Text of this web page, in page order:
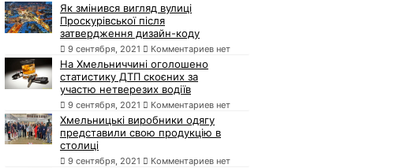
Як змінився вигляд вулиці
Проскурівської після
затвердження дизайн-коду
9 сентября, 2021 Комментариев нет
На Хмельниччині оголошено
статистику ДТП скоєних за
участю нетверезих водіїв
9 сентября, 2021 Комментариев нет
Хмельницькі виробники одягу
представили свою продукцію в
столиці
9 сентября, 2021 Комментариев нет